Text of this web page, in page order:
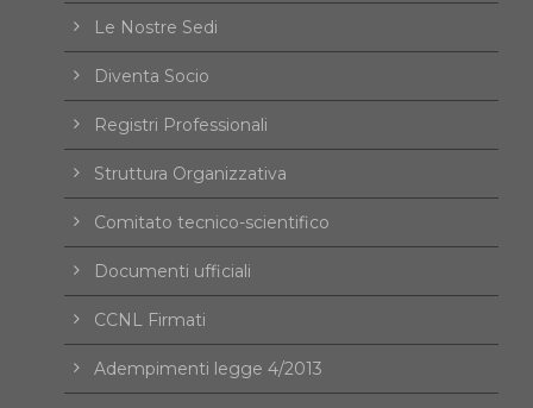
Le Nostre Sedi
Diventa Socio
Registri Professionali
Struttura Organizzativa
Comitato tecnico-scientifico
Documenti ufficiali
CCNL Firmati
Adempimenti legge 4/2013